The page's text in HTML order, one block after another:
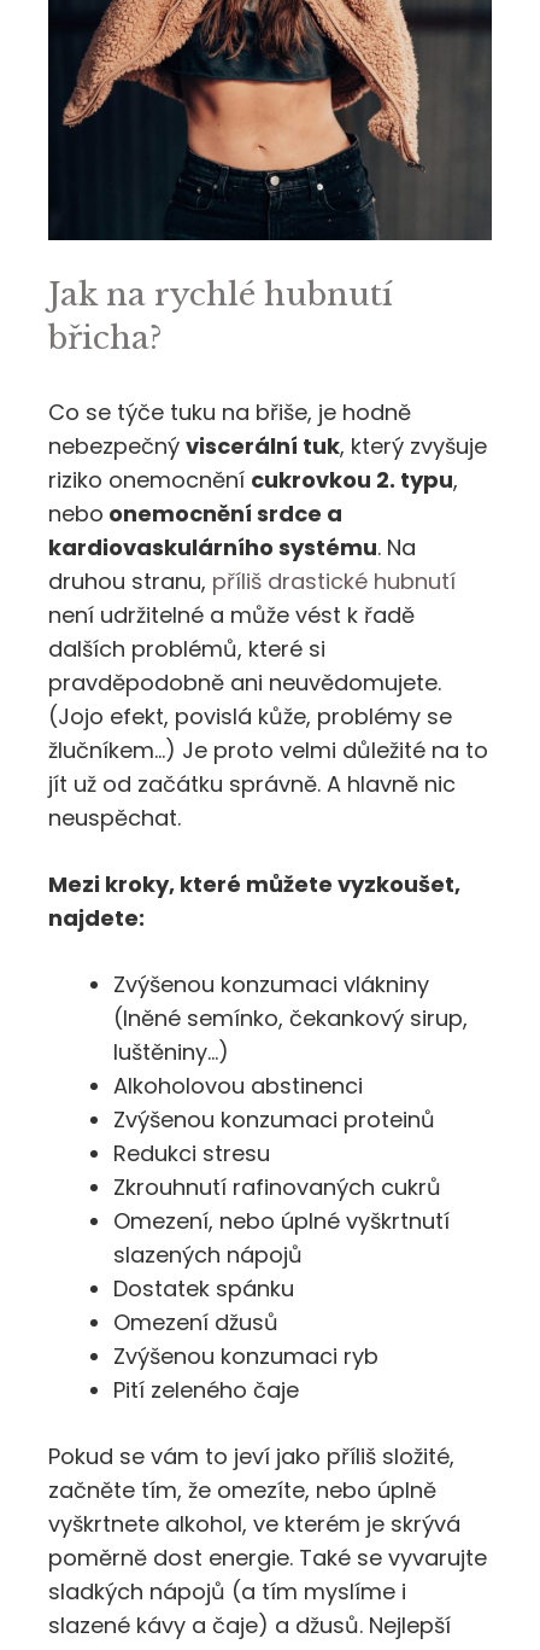
Jak na rychlé hubnutí
břicha?
Co se týče tuku na břiše, je hodně
nebezpečný viscerální tuk, který zvyšuje
riziko onemocnění cukrovkou 2. typu,
nebo onemocnění srdce a
kardiovaskulárního systému. Na
druhou stranu, příliš drastické hubnutí
není udržitelné a může vést k řadě
dalších problémů, které si
pravděpodobně ani neuvědomujete.
(Jojo efekt, povislá kůže, problémy se
žlučníkem…) Je proto velmi důležité na to
jít už od začátku správně. A hlavně nic
neuspěchat.
Mezi kroky, které můžete vyzkoušet,
najdete:
Zvýšenou konzumaci vlákniny
(lněné semínko, čekankový sirup,
luštěniny…)
Alkoholovou abstinenci
Zvýšenou konzumaci proteinů
Redukci stresu
Zkrouhnutí rafinovaných cukrů
Omezení, nebo úplné vyškrtnutí
slazených nápojů
Dostatek spánku
Omezení džusů
Zvýšenou konzumaci ryb
Pití zeleného čaje
Pokud se vám to jeví jako příliš složité,
začněte tím, že omezíte, nebo úplně
vyškrtnete alkohol, ve kterém je skrývá
poměrně dost energie. Také se vyvarujte
sladkých nápojů (a tím myslíme i
slazené kávy a čaje) a džusů. Nejlepší